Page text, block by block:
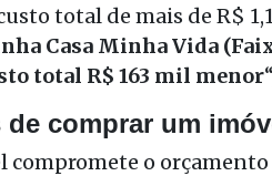
total de mais de R$
Casa Minha Vida
total R$ 163 mil menor
comprar um
compromete o